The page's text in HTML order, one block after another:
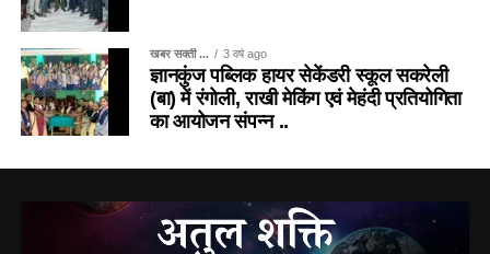
खबर सक्ती ... 3 वर्ष ago
ज्ञानकुंज पब्लिक हायर सेकेंडरी स्कूल सकरेली
(बा) में रंगोली, राखी मेकिंग एवं मेहंदी प्रतियोगिता
का आयोजन संपन्न ..